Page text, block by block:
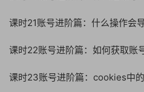
课时21账号进阶篇：什么操作会
课时22账号进阶篇：如何获取账
课时23账号进阶篇：cookies中